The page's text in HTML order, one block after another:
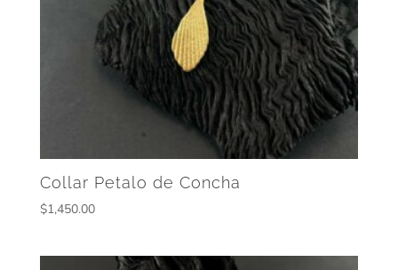
Collar Petalo de Concha
$1,450.00